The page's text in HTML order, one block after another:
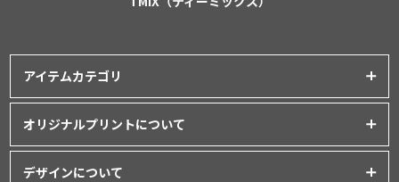
アイテムカテゴリ
ポロシャツ│ スポーツウェア
オリジナルプリントについて
デザインについて